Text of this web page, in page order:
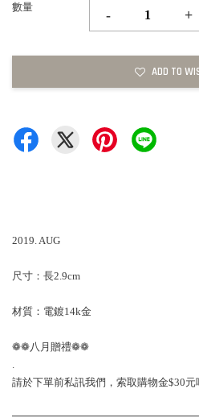
數量
- +
ADD TO
2019. AUG
尺寸：長2.9cm
材質：電鍍14k金
❁❁八月贈禮❁❁
.
請於下單前私訊我們，索取購物金$30元